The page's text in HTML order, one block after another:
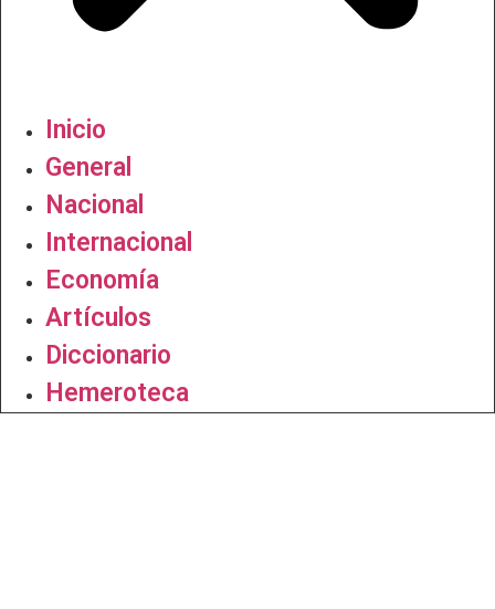
Inicio
General
Nacional
Internacional
Economía
Artículos
Diccionario
Hemeroteca